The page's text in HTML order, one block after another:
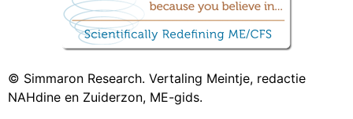
© Simmaron Research. Vertaling Meintje, redactie
NAHdine en Zuiderzon, ME-gids.